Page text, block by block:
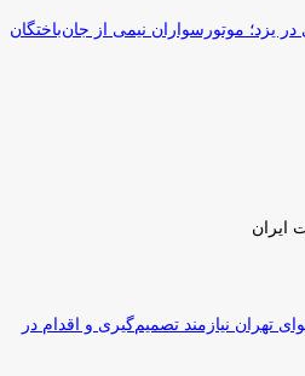
یزد؛ موتورسواران نیمی از جان‌باختگان
ایران
تهران نیازمند تصمیم‌گیری و اقدام در